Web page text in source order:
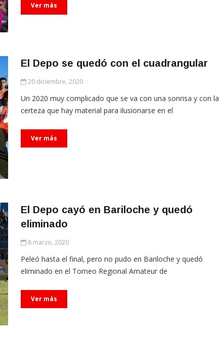
Ver más
El Depo se quedó con el cuadrangular
20 diciembre, 2020
Un 2020 muy complicado que se va con una sonrisa y con la
certeza que hay material para ilusionarse en el
Ver más
El Depo cayó en Bariloche y quedó
eliminado
8 marzo, 2020
Peleó hasta el final, pero no pudo en Bariloche y quedó
eliminado en el Torneo Regional Amateur de
Ver más